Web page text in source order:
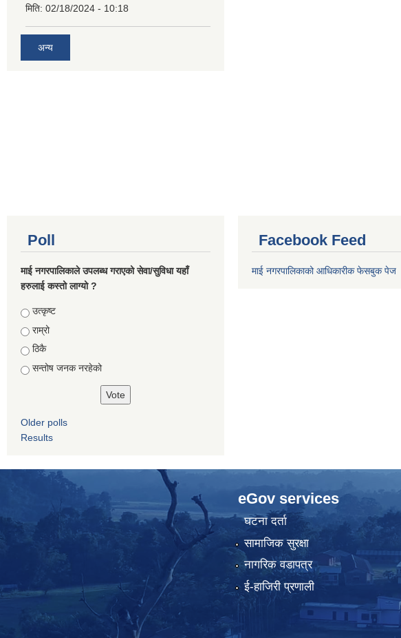
मिति: 02/18/2024 - 10:18
अन्य
Poll
माई नगरपालिकाले उपलब्ध गराएको सेवा/सुविधा यहाँ
हरुलाई कस्तो लाग्यो ?
Choices
उत्कृष्ट
राम्रो
ठिकै
सन्तोष जनक नरहेको
Older polls
Results
Facebook Feed
माई नगरपालिकाको आधिकारीक फेसबुक पेज
eGov services
घटना दर्ता
सामाजिक सुरक्षा
नागरिक वडापत्र
ई-हाजिरी प्रणाली